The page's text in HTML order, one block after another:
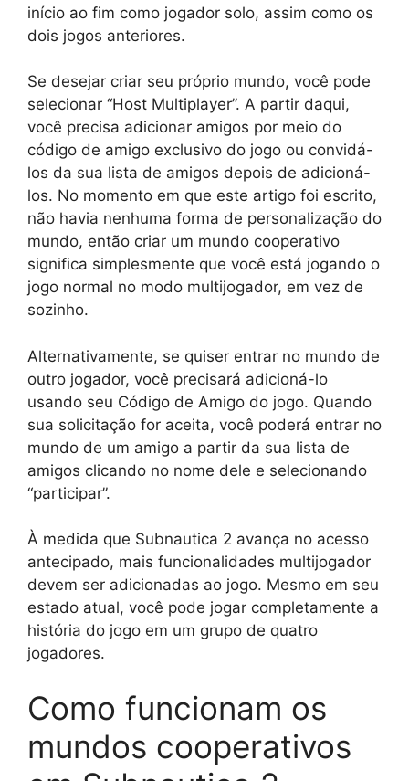
início ao fim como jogador solo, assim como os
dois jogos anteriores.
Se desejar criar seu próprio mundo, você pode
selecionar “Host Multiplayer”. A partir daqui,
você precisa adicionar amigos por meio do
código de amigo exclusivo do jogo ou convidá-
los da sua lista de amigos depois de adicioná-
los. No momento em que este artigo foi escrito,
não havia nenhuma forma de personalização do
mundo, então criar um mundo cooperativo
significa simplesmente que você está jogando o
jogo normal no modo multijogador, em vez de
sozinho.
Alternativamente, se quiser entrar no mundo de
outro jogador, você precisará adicioná-lo
usando seu Código de Amigo do jogo. Quando
sua solicitação for aceita, você poderá entrar no
mundo de um amigo a partir da sua lista de
amigos clicando no nome dele e selecionando
“participar”.
À medida que Subnautica 2 avança no acesso
antecipado, mais funcionalidades multijogador
devem ser adicionadas ao jogo. Mesmo em seu
estado atual, você pode jogar completamente a
história do jogo em um grupo de quatro
jogadores.
Como funcionam os
mundos cooperativos